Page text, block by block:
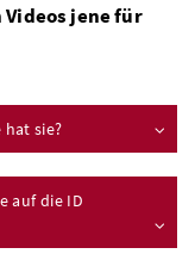
jene für
sie?
auf die ID